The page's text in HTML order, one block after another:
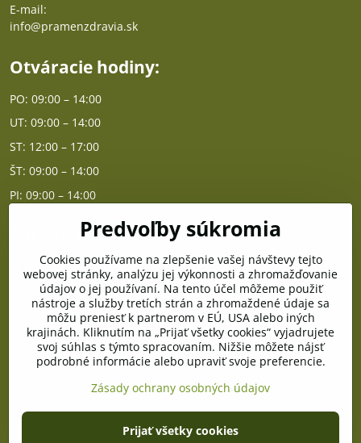
E-mail:
info@pramenzdravia.sk
Otváracie hodiny:
PO: 09:00 – 14:00
UT: 09:00 – 14:00
ST: 12:00 – 17:00
ŠT: 09:00 – 14:00
PI: 09:00 – 14:00
PO - PIA od 10:00 do 14:00
Telefón poradňa:
+421 903 996 513
E-mail:
poradna@pramenzdravia.sk
©2026Copyright
Predvoľby súkromiaZásady ochrany osobných údajov
Predvoľby súkromia
Cookies používame na zlepšenie vašej návštevy tejto
webovej stránky, analýzu jej výkonnosti a zhromažďovanie
údajov o jej používaní. Na tento účel môžeme použiť
nástroje a služby tretích strán a zhromaždené údaje sa
môžu preniesť k partnerom v EÚ, USA alebo iných
krajinách. Kliknutím na „Prijať všetky cookies“ vyjadrujete
svoj súhlas s týmto spracovaním. Nižšie môžete nájsť
podrobné informácie alebo upraviť svoje preferencie.
Zásady ochrany osobných údajov
Prijať všetky cookies